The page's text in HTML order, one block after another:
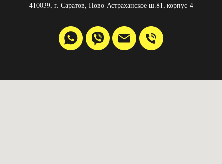
410039, г. Саратов, Ново-Астраханское ш.81, корпус 4